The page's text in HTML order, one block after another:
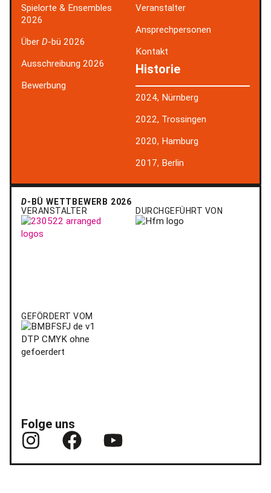
Spielorte & Ensembles
2026
Über D-bü 2026
Ausschreibung 2026
Bewerbung
Veranstalter
Ansprechpersonen
Kontakt
Historie
2024, Nürnberg
2022, Trossingen
2020, Hamburg
2017, Berlin
D-BÜ WETTBEWERB 2026
VERANSTALTER
DURCHGEFÜHRT VON
GEFÖRDERT VOM
Folge uns